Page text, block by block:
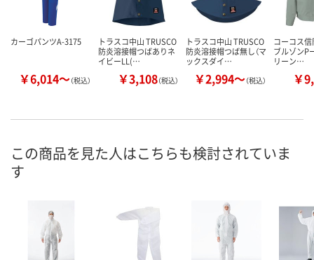
カーゴパンツA-3175
￥6,014～（税込）
トラスコ中山 TRUSCO
防炎溶接帽つばありネ
イビーLL(…
￥3,108（税込）
トラスコ中山 TRUSCO
防炎溶接帽つば無し（マ
ックスダイ…
￥2,994～（税込）
コーコス
ブルゾンP
リーン…
￥
この商品を見た人はこちらも検討されていま
す